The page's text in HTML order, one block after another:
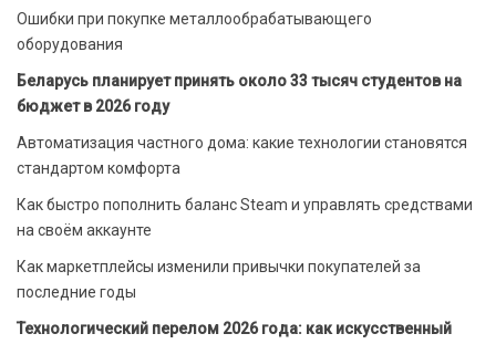
Ошибки при покупке металлообрабатывающего
оборудования
Беларусь планирует принять около 33 тысяч студентов на
бюджет в 2026 году
Автоматизация частного дома: какие технологии становятся
стандартом комфорта
Как быстро пополнить баланс Steam и управлять средствами
на своём аккаунте
Как маркетплейсы изменили привычки покупателей за
последние годы
Технологический перелом 2026 года: как искусственный